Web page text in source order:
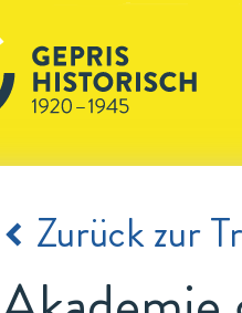
Zurück zur